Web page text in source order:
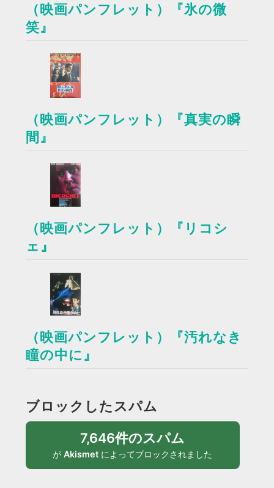
（映画パンフレット）『氷の微
笑』
（映画パンフレット）『真実の瞬
間』
（映画パンフレット）『リコシ
ェ』
（映画パンフレット）『汚れなき
瞳の中に』
ブロックしたスパム
7,646件のスパム
がAkismet によってブロックされました